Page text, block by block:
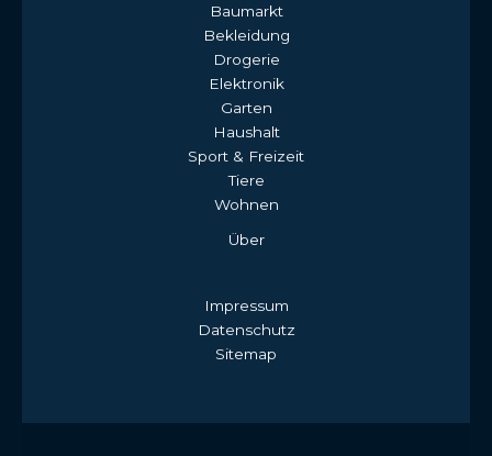
Baumarkt
Bekleidung
Drogerie
Elektronik
Garten
Haushalt
Sport & Freizeit
Tiere
Wohnen
Über
Impressum
Datenschutz
Sitemap